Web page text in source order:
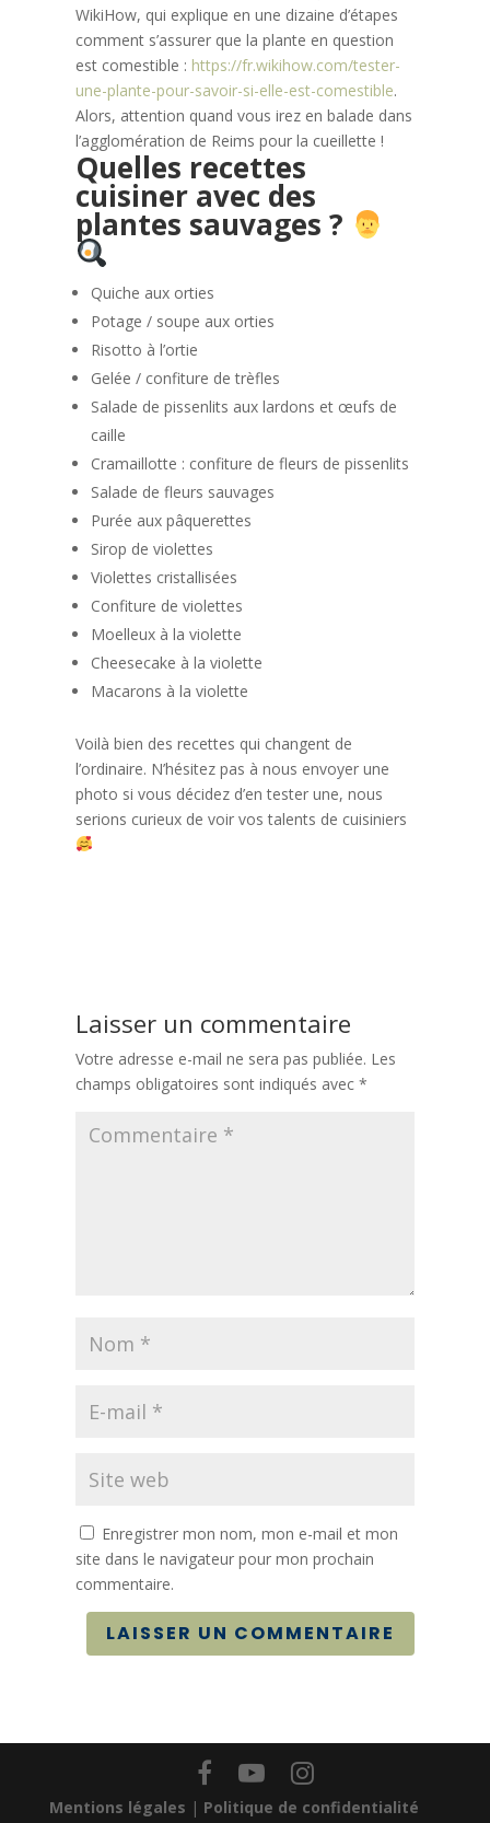
WikiHow, qui explique en une dizaine d’étapes
comment s’assurer que la plante en question
est comestible : https://fr.wikihow.com/tester-
une-plante-pour-savoir-si-elle-est-comestible.
Alors, attention quand vous irez en balade dans
l’agglomération de Reims pour la cueillette !
Quelles recettes
cuisiner avec des
plantes sauvages ?
Quiche aux orties
Potage / soupe aux orties
Risotto à l’ortie
Gelée / confiture de trèfles
Salade de pissenlits aux lardons et œufs de
caille
Cramaillotte : confiture de fleurs de pissenlits
Salade de fleurs sauvages
Purée aux pâquerettes
Sirop de violettes
Violettes cristallisées
Confiture de violettes
Moelleux à la violette
Cheesecake à la violette
Macarons à la violette
Voilà bien des recettes qui changent de
l’ordinaire. N’hésitez pas à nous envoyer une
photo si vous décidez d’en tester une, nous
serions curieux de voir vos talents de cuisiniers
Laisser un commentaire
Votre adresse e-mail ne sera pas publiée. Les
champs obligatoires sont indiqués avec *
Enregistrer mon nom, mon e-mail et mon
site dans le navigateur pour mon prochain
commentaire.
LAISSER UN COMMENTAIRE
Mentions légales | Politique de confidentialité